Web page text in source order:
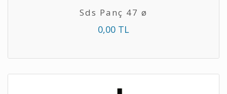
Sds Panç 47 ø
0,00 TL